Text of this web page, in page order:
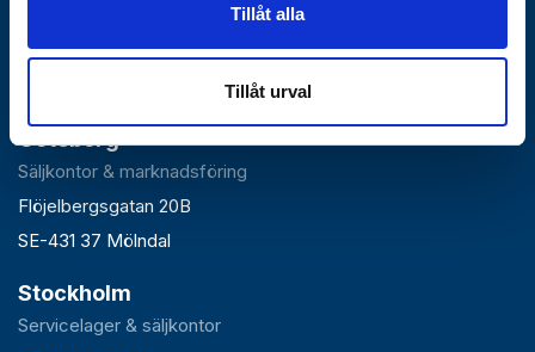
Tillåt alla
Tillåt urval
Huvudlager, kontor & växel
Roxnäsvägen 14
Göteborg
Säljkontor & marknadsföring
Flöjelbergsgatan 20B
SE-431 37 Mölndal
Stockholm
Servicelager & säljkontor